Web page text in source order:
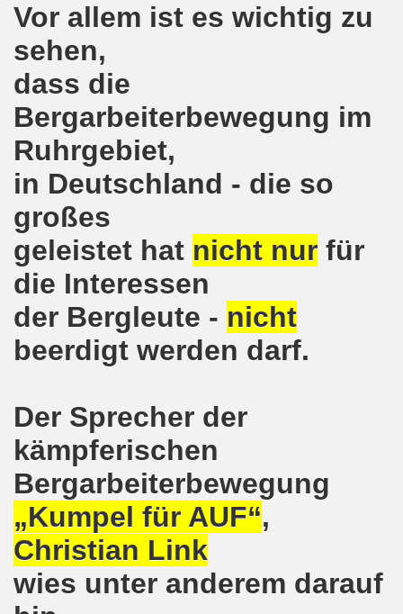
Vor allem ist es wichtig zu
sehen,
dass die
Bergarbeiterbewegung im
Ruhrgebiet,
in Deutschland - die so
großes
geleistet hat nicht nur für
die Interessen
der Bergleute - nicht
beerdigt werden darf.
Der Sprecher der
kämpferischen
Bergarbeiterbewegung
„Kumpel für AUF“,
Christian Link
wies unter anderem darauf
Bewegung am 08.06.2020 im Zeichen der Solidarität
am 25.05.2020: Jetzt erst RECHT die
am 25.05.2020 - Corona-Gerecht und
- Berichte aus erster Hand am 11.05.2020
Krisenlasten auf Arbeiter, auf Erwerbslose, auf
wieder am 11.05.2020 auf der Straße -
bleibt aktiv auch in Corona-Zeiten!
als Tag des Widerstands am 09.03.2020:
am 19.03.2020 zur Corona-Pandemie
mahnt am 09.03.2020 an Folgen von
Kampf (offener Brief von Frank Oettler aus Halle an
Bewegung demonstriert und protestiert am
Bewegung ruft auf am 17.02.2020 zur Demonstration
wird zum Tag X aufrufen
Montagsdemo-Bewegung in Gelsenkirchen ins Jahr
Bewegung am 14.10.2019 mit klarer Haltung gegen